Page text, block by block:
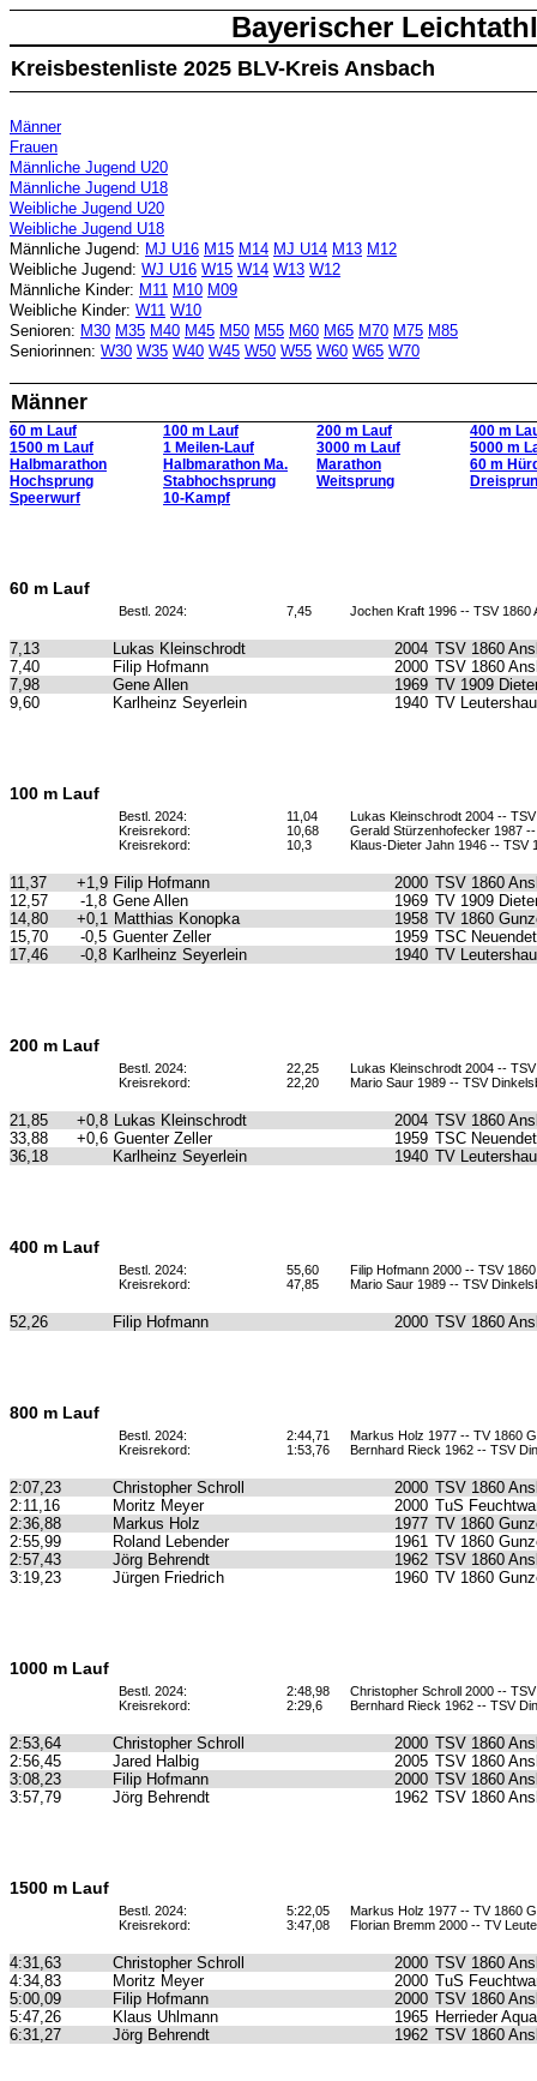
Bayerischer
Kreisbestenliste 2025 BLV-Kreis Ansbach
Männer
Frauen
Männliche Jugend U20
Männliche Jugend U18
Weibliche Jugend U20
Weibliche Jugend U18
Männliche Jugend: MJ U16 M15 M14 MJ U14 M13 M12
Weibliche Jugend: WJ U16 W15 W14 W13 W12
Männliche Kinder: M11 M10 M09
Weibliche Kinder: W11 W10
Senioren: M30 M35 M40 M45 M50 M55 M60 M65 M70 M75 M85
Seniorinnen: W30 W35 W40 W45 W50 W55 W60 W65 W70
Männer
60 m Lauf 100 m Lauf 200 m Lauf
400 m
1500 m Lauf
1 Meilen-Lauf 3000 m Lauf
5000 m
Halbmarathon
Halbmarathon Ma. Marathon
60 m
Hochsprung
Stabhochsprung Weitsprung
Speerwurf
10-Kampf
60 m Lauf
Bestl. 2024: 7,45 Jochen Kraft 1996 -- TSV 1860
7,13 Lukas Kleinschrodt 2004 TSV 1860
7,40
Filip Hofmann 2000 TSV 1860
7,98
Gene Allen 1969 TV 1909
9,60
Karlheinz Seyerlein 1940 TV
100 m Lauf
Bestl. 2024: 11,04
Lukas Kleinschrodt 2004 --
Kreisrekord:
10,68
Gerald Stürzenhofecker 1987
Kreisrekord:
10,3 Klaus-Dieter Jahn 1946 -- TSV
11,37 +1,9 Filip Hofmann 2000 TSV 1860
12,57
-1,8 Gene Allen 1969 TV 1909
14,80
+0,1 Matthias Konopka 1958 TV 1860
15,70
-0,5 Guenter Zeller 1959 TSC
17,46
-0,8 Karlheinz Seyerlein 1940 TV
200 m Lauf
Bestl. 2024: 22,25
Lukas Kleinschrodt 2004 --
Kreisrekord:
22,20 Mario Saur 1989 -- TSV
21,85 +0,8 Lukas Kleinschrodt 2004 TSV 1860
33,88
+0,6 Guenter Zeller 1959 TSC
36,18
Karlheinz Seyerlein 1940 TV
400 m Lauf
Bestl. 2024: 55,60
Filip Hofmann 2000 -- TSV
Kreisrekord:
47,85 Mario Saur 1989 -- TSV
52,26 Filip Hofmann 2000 TSV 1860
800 m Lauf
Bestl. 2024: 2:44,71
Markus Holz 1977 -- TV 1860
Kreisrekord:
1:53,76 Bernhard Rieck 1962 -- TSV
2:07,23 Christopher Schroll 2000 TSV 1860
2:11,16
Moritz Meyer 2000 TuS
2:36,88
Markus Holz 1977 TV 1860
2:55,99
Roland Lebender 1961 TV 1860
2:57,43
Jörg Behrendt 1962 TSV 1860
3:19,23
Jürgen Friedrich 1960 TV 1860
1000 m Lauf
Bestl. 2024: 2:48,98
Christopher Schroll 2000 --
Kreisrekord:
2:29,6 Bernhard Rieck 1962 -- TSV
2:53,64 Christopher Schroll 2000 TSV 1860
2:56,45
Jared Halbig 2005 TSV 1860
3:08,23
Filip Hofmann 2000 TSV 1860
3:57,79
Jörg Behrendt 1962 TSV 1860
1500 m Lauf
Bestl. 2024: 5:22,05
Markus Holz 1977 -- TV 1860
Kreisrekord:
3:47,08 Florian Bremm 2000 -- TV
4:31,63 Christopher Schroll 2000 TSV 1860
4:34,83
Moritz Meyer 2000 TuS
5:00,09
Filip Hofmann 2000 TSV 1860
5:47,26
Klaus Uhlmann 1965 Herrieder
6:31,27
Jörg Behrendt 1962 TSV 1860